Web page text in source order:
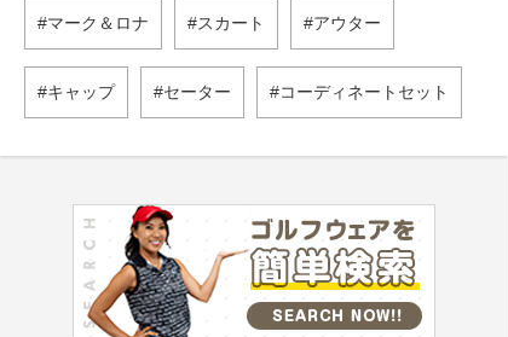
マーク＆ロナ スカート アウター
キャップ セーター コーディネートセット